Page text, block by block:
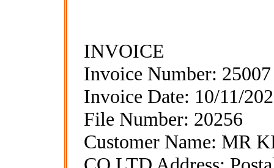
INVOICЕ
Invoice Number:
Invoice Date: 10/11/
File Number: 20256
Customer Name: MR